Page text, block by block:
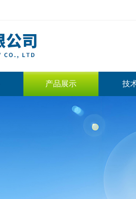
产品展示 技